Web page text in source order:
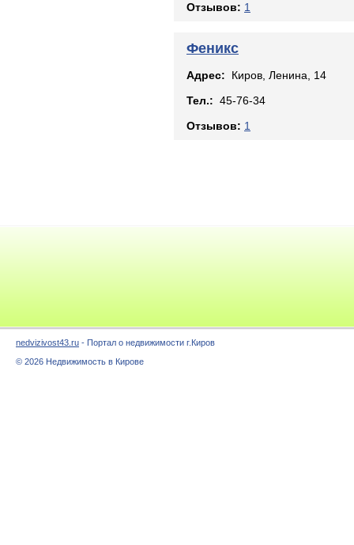
Отзывов: 1
Феникс
Адрес: Киров, Ленина, 14
Тел.: 45-76-34
Отзывов: 1
nedvizivost43.ru - Портал о недвижимости г.Киров
© 2026 Недвижимость в Кирове